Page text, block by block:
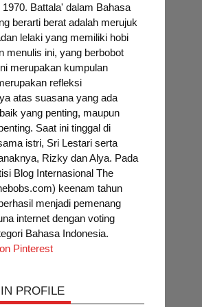
1970. Battala' dalam Bahasa
berarti berat adalah merujuk
lelaki yang memiliki hobi
menulis ini, yang berbobot
merupakan kumpulan
refleksi
atas suasana yang ada
yang penting, maupun
Saat ini tinggal di
istri, Sri Lestari serta
Rizky dan Alya. Pada
Blog Internasional The
keenam tahun
menjadi pemenang
internet dengan voting
Bahasa Indonesia.
PROFILE